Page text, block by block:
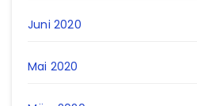
Juni 2020
Mai 2020